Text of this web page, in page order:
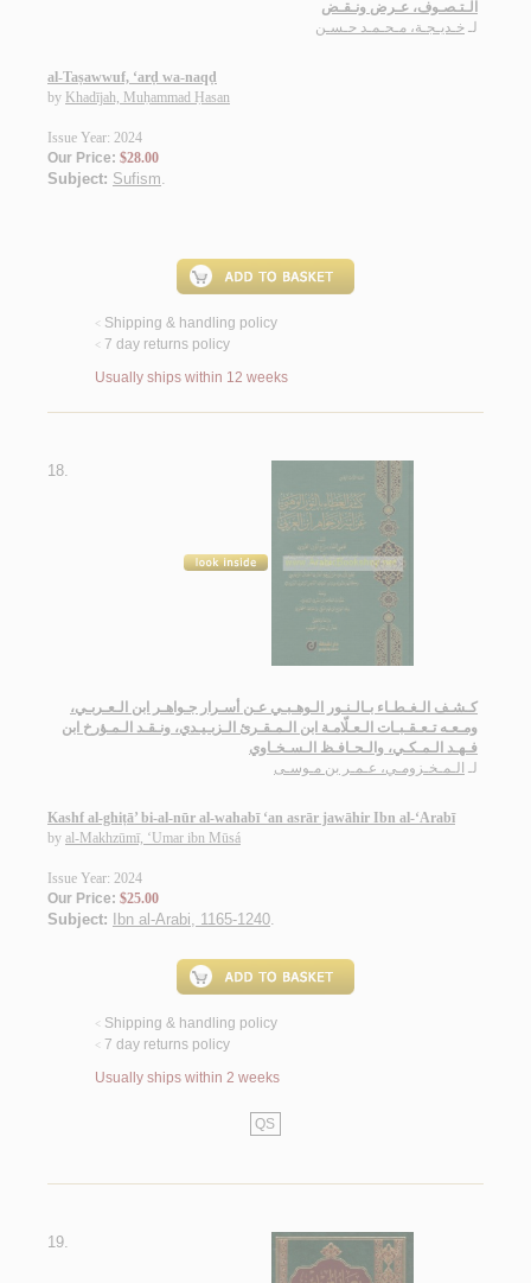
الـتـصـوف، عـرض ونـقـض
لـ خـديـجـة، مـحـمـد حـسـن
al-Taṣawwuf, ‘arḍ wa-naqḍ
by Khadījah, Muḥammad Ḥasan
Issue Year: 2024
Our Price: $28.00
Subject: Sufism.
< Shipping & handling policy
< 7 day returns policy
Usually ships within 12 weeks
18.
كـشـف الـغـطـاء بـالـنـور الـوهـبـي عـن أسـرار جـواهـر ابن الـعـربـي،
ومـعـه تـعـقـبـات الـعـلّامـة ابن الـمـقـرئ الـزبـيـدي، ونـقـد الـمـؤرخ ابن
فـهـد الـمـكـي، والـحـافـظ الـسـخـاوي
لـ الـمـخـزومـي، عـمـر بن مـوسـى
Kashf al-ghiṭā’ bi-al-nūr al-wahabī ‘an asrār jawāhir Ibn al-‘Arabī
by al-Makhzūmī, ‘Umar ibn Mūsá
Issue Year: 2024
Our Price: $25.00
Subject: Ibn al-Arabi, 1165-1240.
< Shipping & handling policy
< 7 day returns policy
Usually ships within 2 weeks
QS
19.